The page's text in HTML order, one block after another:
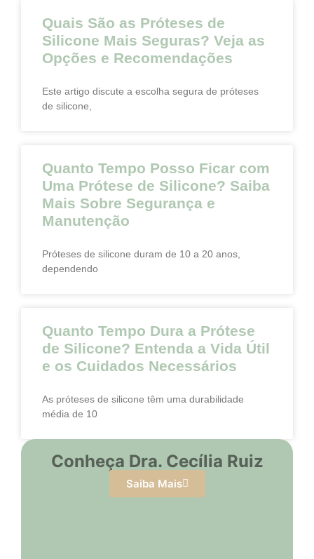
Quais São as Próteses de
Silicone Mais Seguras? Veja as
Opções e Recomendações
Este artigo discute a escolha segura de próteses
de silicone,
Quanto Tempo Posso Ficar com
Uma Prótese de Silicone? Saiba
Mais Sobre Segurança e
Manutenção
Próteses de silicone duram de 10 a 20 anos,
dependendo
Quanto Tempo Dura a Prótese
de Silicone? Entenda a Vida Útil
e os Cuidados Necessários
As próteses de silicone têm uma durabilidade
média de 10
Conheça Dra. Cecília Ruiz
Saiba Mais